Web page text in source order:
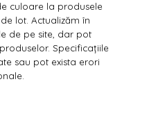
culoare la produsele
lot. Actualizăm în
de pe site, dar pot
Specificațiile
sau pot exista erori